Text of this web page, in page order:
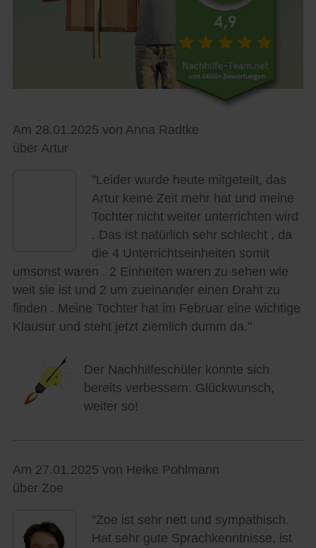
Am 28.01.2025 von Anna Radtke
über Artur
"Leider wurde heute mitgeteilt, das
Artur keine Zeit mehr hat und meine
Tochter nicht weiter unterrichten wird
. Das ist natürlich sehr schlecht , da
die 4 Unterrichtseinheiten somit
umsonst waren . 2 Einheiten waren zu sehen wie
weit sie ist und 2 um zueinander einen Draht zu
finden . Meine Tochter hat im Februar eine wichtige
Klausur und steht jetzt ziemlich dumm da."
Der Nachhilfeschüler konnte sich
bereits verbessern. Glückwunsch,
weiter so!
Am 27.01.2025 von Heike Pohlmann
über Zoe
"Zoe ist sehr nett und sympathisch.
Hat sehr gute Sprachkenntnisse, ist